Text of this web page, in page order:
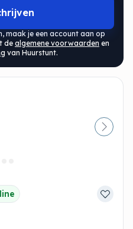
maak je een account aan op
de algemene voorwaarden en
van Huurstunt.